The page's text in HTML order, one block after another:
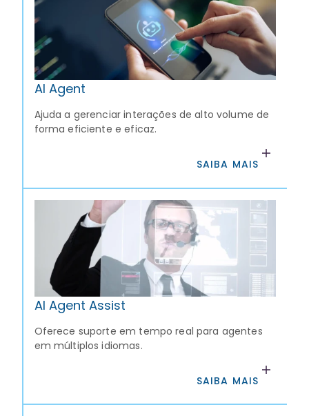
AI Agent
Ajuda a gerenciar interações de alto volume de
forma eficiente e eficaz.
SAIBA MAIS
AI Agent Assist
Oferece suporte em tempo real para agentes
em múltiplos idiomas.
SAIBA MAIS